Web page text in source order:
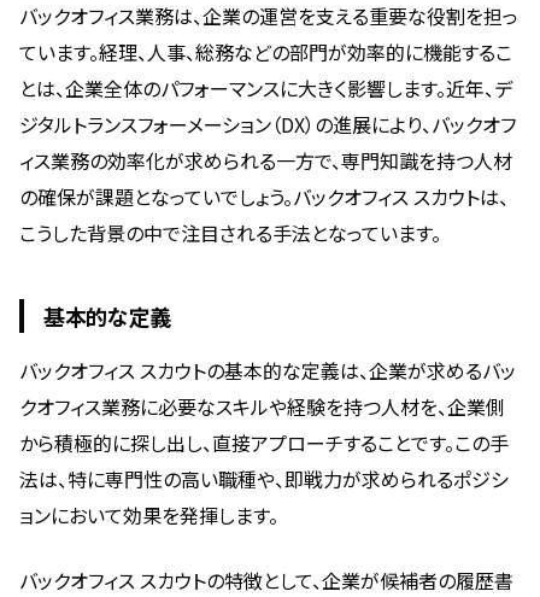
バックオフィス業務は、企業の運営を支える重要な役割を担っ
ています。経理、人事、総務などの部門が効率的に機能するこ
とは、企業全体のパフォーマンスに大きく影響します。近年、デ
ジタルトランスフォーメーション（DX）の進展により、バックオフ
ィス業務の効率化が求められる一方で、専門知識を持つ人材
の確保が課題となっていでしょう。バックオフィス スカウトは、
こうした背景の中で注目される手法となっています。
基本的な定義
バックオフィス スカウトの基本的な定義は、企業が求めるバッ
クオフィス業務に必要なスキルや経験を持つ人材を、企業側
から積極的に探し出し、直接アプローチすることです。この手
法は、特に専門性の高い職種や、即戦力が求められるポジシ
ョンにおいて効果を発揮します。
バックオフィス スカウトの特徴として、企業が候補者の履歴書